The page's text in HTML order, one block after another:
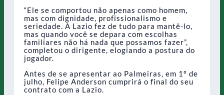
“Ele se comportou não apenas como homem,
mas com dignidade, profissionalismo e
seriedade. A Lazio fez de tudo para mantê-lo,
mas quando você se depara com escolhas
familiares não há nada que possamos fazer”,
completou o dirigente, elogiando a postura do
jogador.
Antes de se apresentar ao Palmeiras, em 1º de
julho, Felipe Anderson cumprirá o final do seu
contrato com a Lazio.